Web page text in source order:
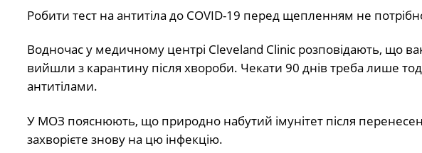
Робити тест на антитіла до COVID-19 перед щепленням не
Водночас у медичному центрі Cleveland Clinic розповідають, що
вийшли з карантину після хвороби. Чекати 90 днів треба лише
антитілами.
У МОЗ пояснюють, що природно набутий імунітет після
захворієте знову на цю інфекцію.